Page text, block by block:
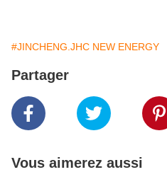
#JINCHENG.JHC NEW ENERGY
Partager
Vous aimerez aussi